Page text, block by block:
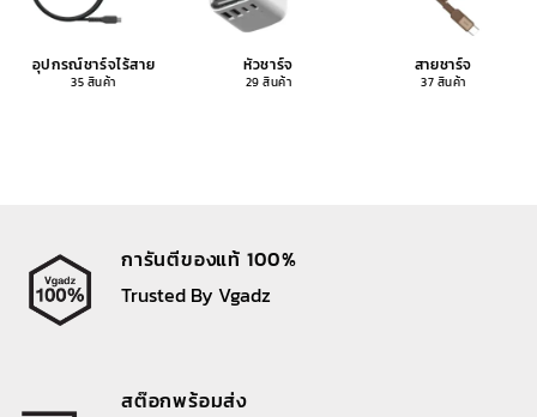
อุปกรณ์ชาร์จไร้สาย
35 สินค้า
หัวชาร์จ
29 สินค้า
สายชาร์จ
37 สินค้า
การันตีของแท้ 100%
Trusted By Vgadz
สต๊อกพร้อมส่ง